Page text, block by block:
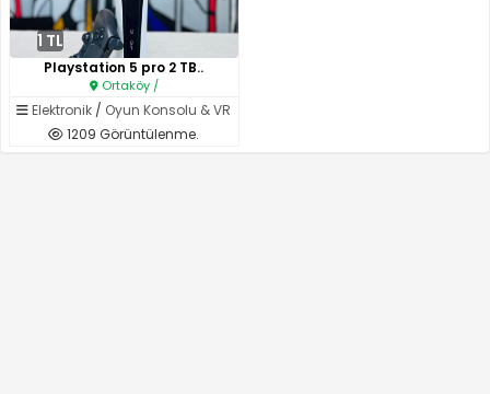
1 TL
Playstation 5 pro 2 TB..
Ortaköy /
Elektronik / Oyun Konsolu & VR
1209 Görüntülenme.